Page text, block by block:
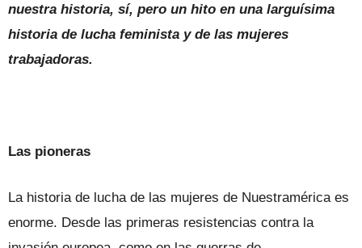
nuestra historia, sí, pero un hito en una larguísima
historia de lucha feminista y de las mujeres
trabajadoras.
Las pioneras
La historia de lucha de las mujeres de Nuestramérica es
enorme. Desde las primeras resistencias contra la